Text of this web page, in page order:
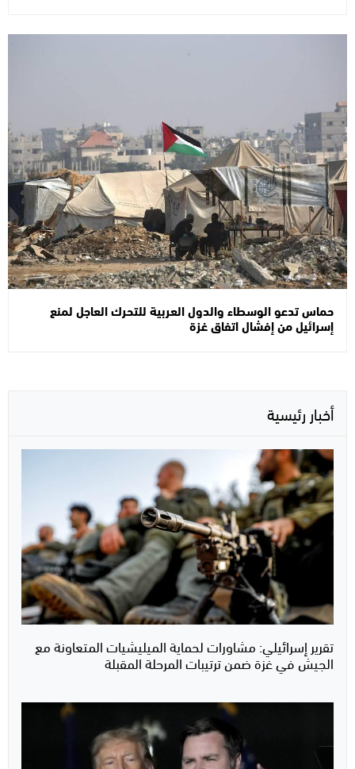
حماس تدعو الوسطاء والدول العربية للتحرك العاجل لمنع
إسرائيل من إفشال اتفاق غزة
أخبار رئيسية
تقرير إسرائيلي: مشاورات لحماية الميليشيات المتعاونة مع
الجيش في غزة ضمن ترتيبات المرحلة المقبلة